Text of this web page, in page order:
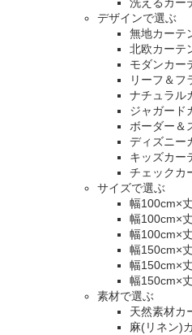
洗えるカー
デザインで選ぶ
無地カーテ
北欧カーテ
モダンカー
リーフ＆フ
ナチュラル
ジャガード
ボーダー＆
ディズニー
キッズカー
チェックカ
サイズで選ぶ
幅100cm×
幅100cm×
幅100cm×
幅150cm×
幅150cm×
幅150cm×
素材で選ぶ
天然素材カ
麻(リネン)